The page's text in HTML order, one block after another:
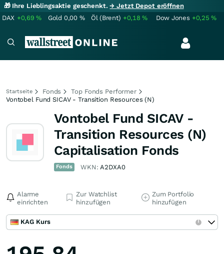
🎁 Ihre Lieblingsaktie geschenkt.→ Jetzt Depot eröffnen
DAX +0,69% Gold 0,00 % Öl (Brent) +0,18% Dow Jones +0,25%
Startseite Fonds
Top Fonds Performer
Vontobel Fund SICAV - Transition Resources (N)
Vontobel Fund SICAV -
Transition Resources (N)
Capitalisation Fonds
Fonds WKN:A2DXA0
Alarme
einrichten
Zur Watchlist
hinzufügen
Zum Portfolio
hinzufügen
KAG Kurs